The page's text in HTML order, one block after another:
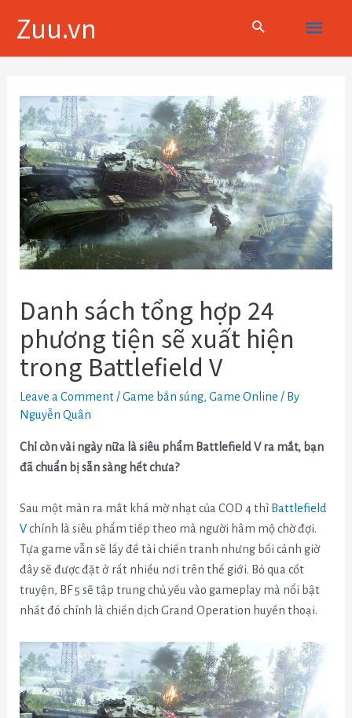
Zuu.vn
Main
Menu
Danh sách tổng hợp 24
phương tiện sẽ xuất hiện
trong Battlefield V
Leave a Comment /Game bắn súng,Game Online / By
Nguyễn Quân
Chỉ còn vài ngày nữa là siêu phẩm Battlefield V ra mắt, bạn
đã chuẩn bị sẵn sàng hết chưa?
Sau một màn ra mắt khá mờ nhạt của COD 4 thì Battlefield
Vchính là siêu phẩm tiếp theo mà người hâm mộ chờ đợi.
Tựa game vẫn sẽ lấy đề tài chiến tranh nhưng bối cảnh giờ
đây sẽ được đặt ở rất nhiều nơi trên thế giới. Bỏ qua cốt
truyện, BF 5 sẽ tập trung chủ yếu vào gameplay mà nổi bật
nhất đó chính là chiến dịch Grand Operation huyền thoại.
bài
viết